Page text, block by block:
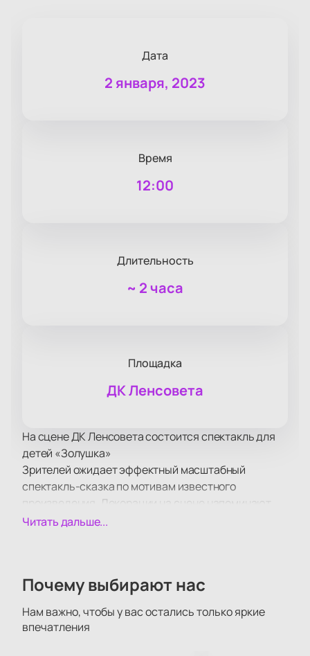
Дата
2 января, 2023
Время
12:00
Длительность
~ 2 часа
Площадка
ДК Ленсовета
На сцене ДК Ленсовета состоится спектакль для
детей «Золушка»
Зрителей ожидает эффектный масштабный
спектакль-сказка по мотивам известного
произведения. Декорации на сцене напоминают
иллюстрации к книге сказок, а музыка и освещение
добрые поступки, озорство, высмеивают наши
музыкальная постановка подарит массу
положительных эмоций маленьким и взрослым
Читать дальше...
Почему выбирают нас
Нам важно, чтобы у вас остались только яркие
впечатления